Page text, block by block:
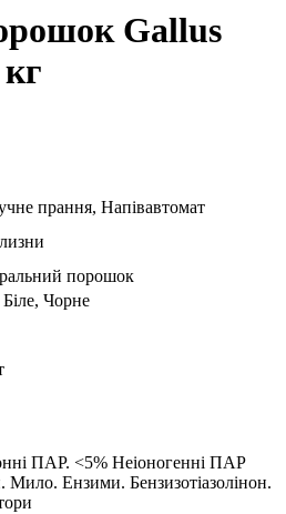
Gallus
прання, Напівавтомат
порошок
Чорне
ПАР. <5% Неіоногенні ПАР
Ензими. Бензизотіазолінон.